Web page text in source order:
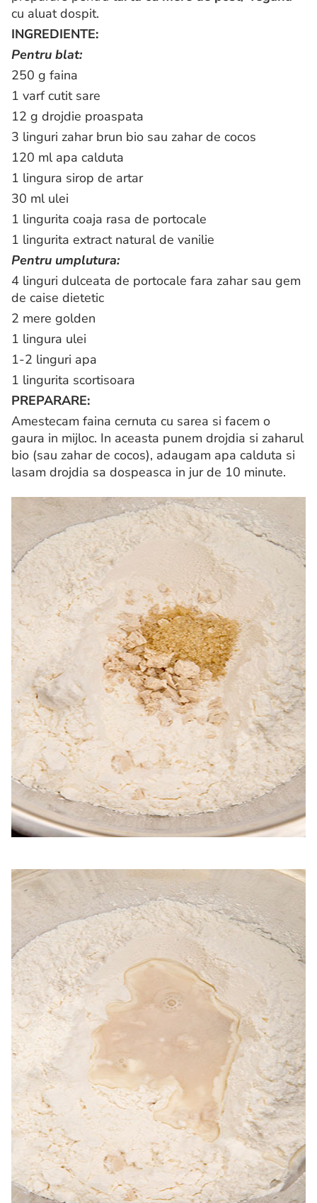
cu aluat dospit.
INGREDIENTE:
Pentru blat:
250 g faina
1 varf cutit sare
12 g drojdie proaspata
3 linguri zahar brun bio sau zahar de cocos
120 ml apa calduta
1 lingura sirop de artar
30 ml ulei
1 lingurita coaja rasa de portocale
1 lingurita extract natural de vanilie
Pentru umplutura:
4 linguri dulceata de portocale fara zahar sau gem
de caise dietetic
2 mere golden
1 lingura ulei
1-2 linguri apa
1 lingurita scortisoara
PREPARARE:
Amestecam faina cernuta cu sarea si facem o
gaura in mijloc. In aceasta punem drojdia si zaharul
bio (sau zahar de cocos), adaugam apa calduta si
lasam drojdia sa dospeasca in jur de 10 minute.